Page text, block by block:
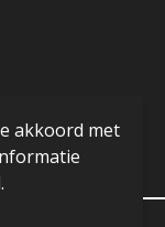
akkoord met